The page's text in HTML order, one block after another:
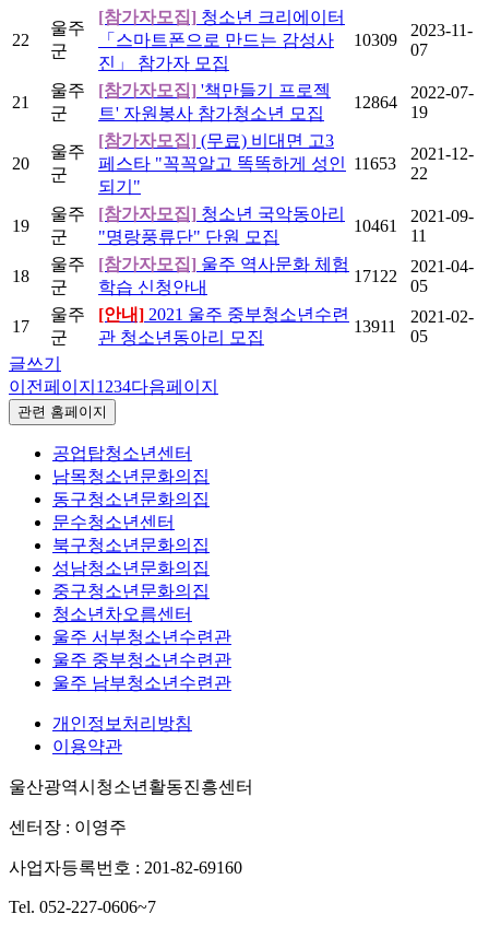
22
울주
군
[참가자모집] 청소년 크리에이터
「스마트폰으로 만드는 감성사
진」 참가자 모집
10309
2023-11-
07
21
울주
군
[참가자모집] '책만들기 프로젝
트' 자원봉사 참가청소년 모집
12864
2022-07-
19
20
울주
군
[참가자모집] (무료) 비대면 고3
페스타 "꼭꼭알고 똑똑하게 성인
되기"
11653
2021-12-
22
19
울주
군
[참가자모집] 청소년 국악동아리
"명랑풍류단" 단원 모집
10461
2021-09-
11
18
울주
군
[참가자모집] 울주 역사문화 체험
학습 신청안내
17122
2021-04-
05
17
울주
군
[안내] 2021 울주 중부청소년수련
관 청소년동아리 모집
13911
2021-02-
05
글쓰기
이전페이지 1 234다음페이지
관련 홈페이지
공업탑청소년센터
남목청소년문화의집
동구청소년문화의집
문수청소년센터
북구청소년문화의집
성남청소년문화의집
중구청소년문화의집
청소년차오름센터
울주 서부청소년수련관
울주 중부청소년수련관
울주 남부청소년수련관
개인정보처리방침
이용약관
울산광역시청소년활동진흥센터
센터장 : 이영주
사업자등록번호 : 201-82-69160
Tel. 052-227-0606~7